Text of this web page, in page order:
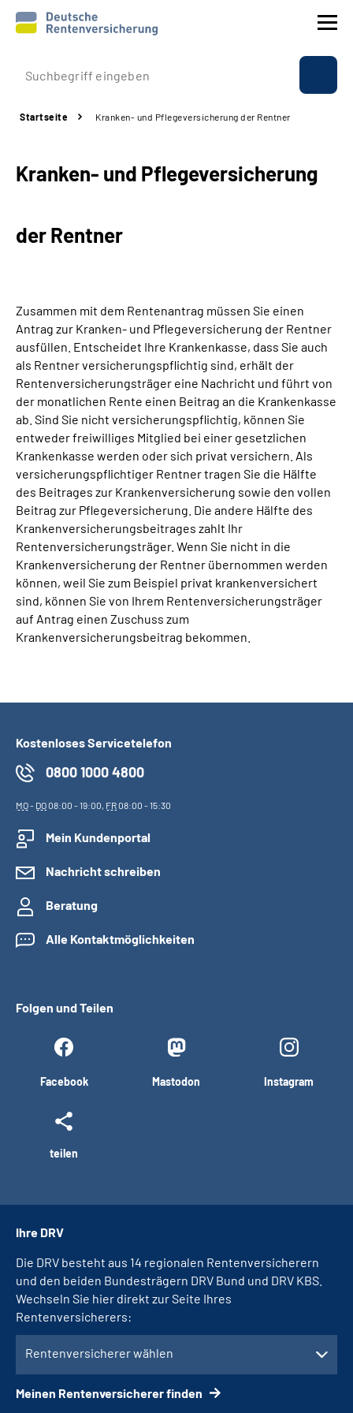
Prävention
Rente
Über uns & Presse
Online-Services
Suche
Language
Inhalte in Gebärdensprache (DGS)
Leichte Sprache
Mein Kundenportal
Startseite Kranken- und Pflegeversicherung der Rentner
Kranken- und Pflegeversicherung
der Rentner
Zusammen mit dem Rentenantrag müssen Sie einen
Antrag zur Kranken- und Pflegeversicherung der Rentner
ausfüllen. Entscheidet Ihre Krankenkasse, dass Sie auch
als Rentner versicherungspflichtig sind, erhält der
Rentenversicherungsträger eine Nachricht und führt von
der monatlichen Rente einen Beitrag an die Krankenkasse
ab. Sind Sie nicht versicherungspflichtig, können Sie
entweder freiwilliges Mitglied bei einer gesetzlichen
Krankenkasse werden oder sich privat versichern. Als
versicherungspflichtiger Rentner tragen Sie die Hälfte
des Beitrages zur Krankenversicherung sowie den vollen
Beitrag zur Pflegeversicherung. Die andere Hälfte des
Krankenversicherungsbeitrages zahlt Ihr
Rentenversicherungsträger. Wenn Sie nicht in die
Krankenversicherung der Rentner übernommen werden
können, weil Sie zum Beispiel privat krankenversichert
sind, können Sie von Ihrem Rentenversicherungsträger
auf Antrag einen Zuschuss zum
Krankenversicherungsbeitrag bekommen.
Kostenloses Servicetelefon
0800 1000 4800
MO- DO08:00 - 19:00, FR08:00 - 15:30
Mein Kundenportal
Nachricht schreiben
Beratung
Alle Kontaktmöglichkeiten
Folgen und Teilen
Facebook Mastodon Instagram
teilen
Ihre DRV
Die DRV besteht aus 14 regionalen Rentenversicherern
und den beiden Bundesträgern DRV Bund und DRV KBS.
Wechseln Sie hier direkt zur Seite Ihres
Rentenversicherers:
Rentenversicherer wählen
Meinen Rentenversicherer finden